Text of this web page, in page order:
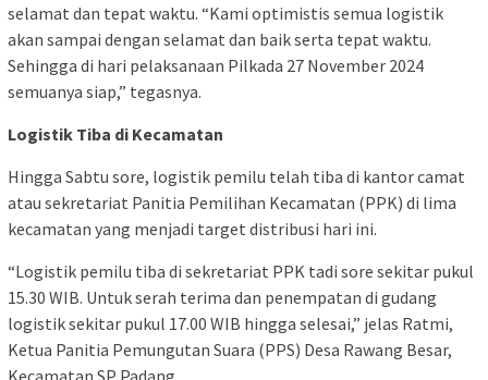
selamat dan tepat waktu. “Kami optimistis semua logistik
akan sampai dengan selamat dan baik serta tepat waktu.
Sehingga di hari pelaksanaan Pilkada 27 November 2024
semuanya siap,” tegasnya.
Logistik Tiba di Kecamatan
Hingga Sabtu sore, logistik pemilu telah tiba di kantor camat
atau sekretariat Panitia Pemilihan Kecamatan (PPK) di lima
kecamatan yang menjadi target distribusi hari ini.
“Logistik pemilu tiba di sekretariat PPK tadi sore sekitar pukul
15.30 WIB. Untuk serah terima dan penempatan di gudang
logistik sekitar pukul 17.00 WIB hingga selesai,” jelas Ratmi,
Ketua Panitia Pemungutan Suara (PPS) Desa Rawang Besar,